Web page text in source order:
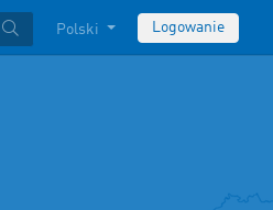
Polski Logowanie